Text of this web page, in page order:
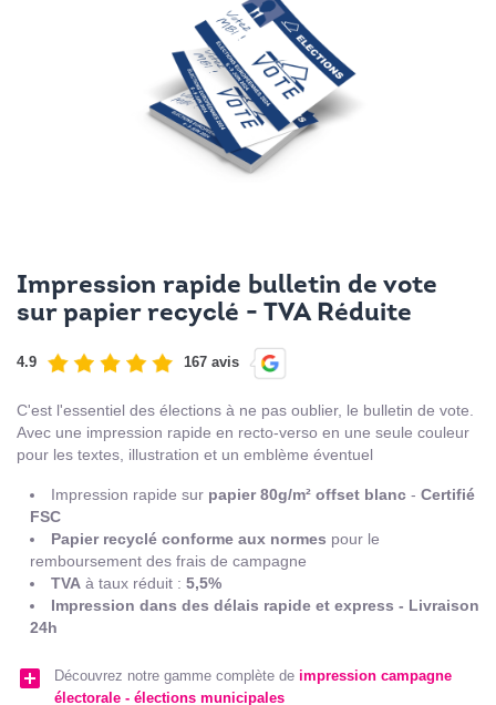
Impression rapide bulletin de vote
sur papier recyclé - TVA Réduite
4.9 167 avis
C'est l'essentiel des élections à ne pas oublier, le bulletin de vote.
Avec une impression rapide en recto-verso en une seule couleur
pour les textes, illustration et un emblème éventuel
Impression rapide sur papier 80g/m² offset blanc - Certifié
FSC
Papier recyclé conforme aux normes pour le
remboursement des frais de campagne
TVA à taux réduit : 5,5%
Impression dans des délais rapide et express - Livraison
24h
add_box Découvrez notre gamme complète de impression campagne
électorale - élections municipales